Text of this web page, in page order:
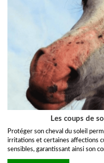
Les coups de
Protéger son cheval du soleil
irritations et certaines affections
sensibles, garantissant ainsi son